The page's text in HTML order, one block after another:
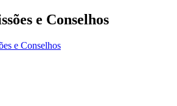
e Conselhos
e Conselhos